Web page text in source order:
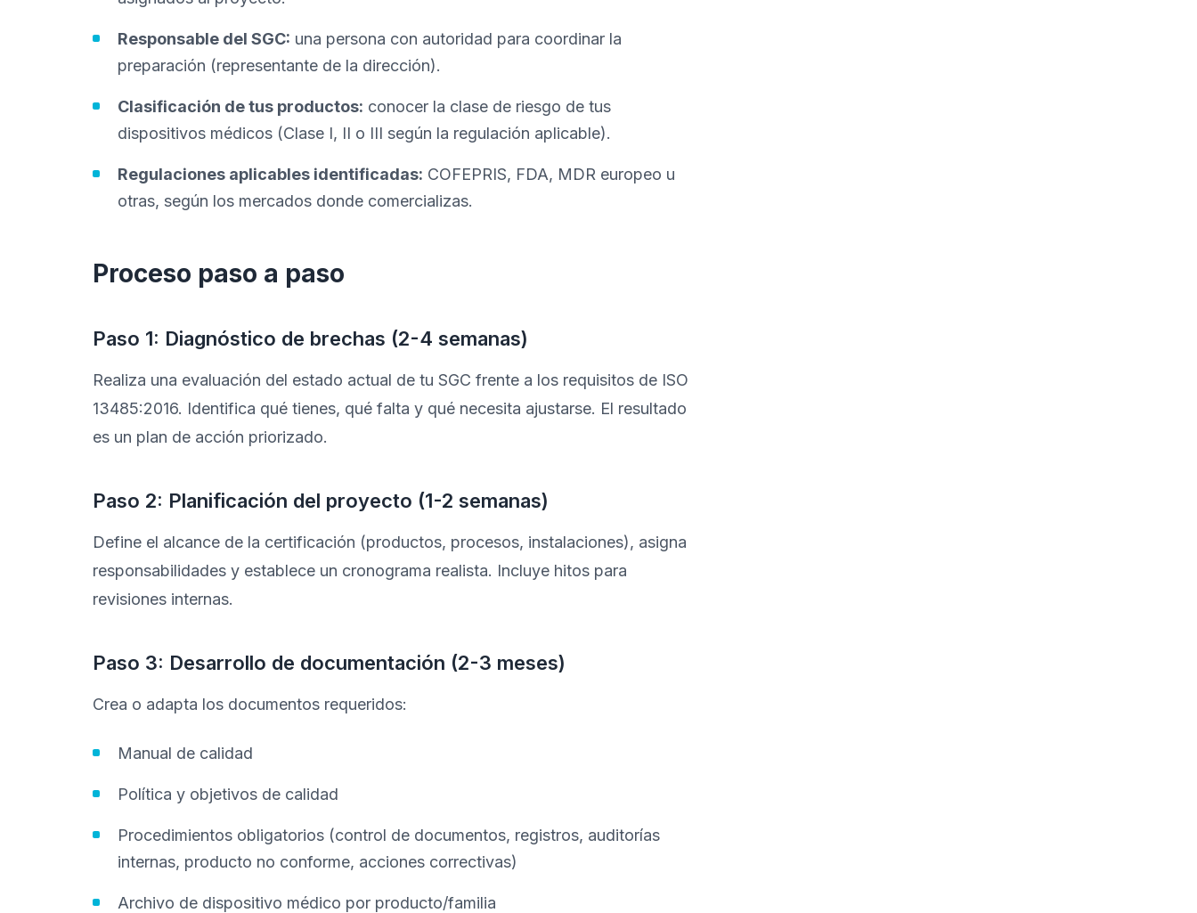
Responsable del SGC: una persona con autoridad para coordinar la
preparación (representante de la dirección).
Clasificación de tus productos: conocer la clase de riesgo de tus
dispositivos médicos (Clase I, II o III según la regulación aplicable).
Regulaciones aplicables identificadas: COFEPRIS, FDA, MDR europeo u
otras, según los mercados donde comercializas.
Proceso paso a paso
Paso 1: Diagnóstico de brechas (2-4 semanas)
Realiza una evaluación del estado actual de tu SGC frente a los requisitos de ISO
13485:2016. Identifica qué tienes, qué falta y qué necesita ajustarse. El resultado
es un plan de acción priorizado.
Paso 2: Planificación del proyecto (1-2 semanas)
Define el alcance de la certificación (productos, procesos, instalaciones), asigna
responsabilidades y establece un cronograma realista. Incluye hitos para
revisiones internas.
Paso 3: Desarrollo de documentación (2-3 meses)
Crea o adapta los documentos requeridos:
Manual de calidad
Política y objetivos de calidad
Procedimientos obligatorios (control de documentos, registros, auditorías
internas, producto no conforme, acciones correctivas)
Archivo de dispositivo médico por producto/familia